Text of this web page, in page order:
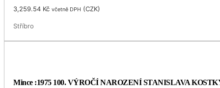
3,259.54 Kč včetně DPH (CZK)
Stříbro
Mince :1975 100. VÝROČÍ NAROZENÍ STANISLAVA